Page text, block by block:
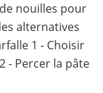
nouilles pour
alternatives
1 - Choisir
- Percer la pâte